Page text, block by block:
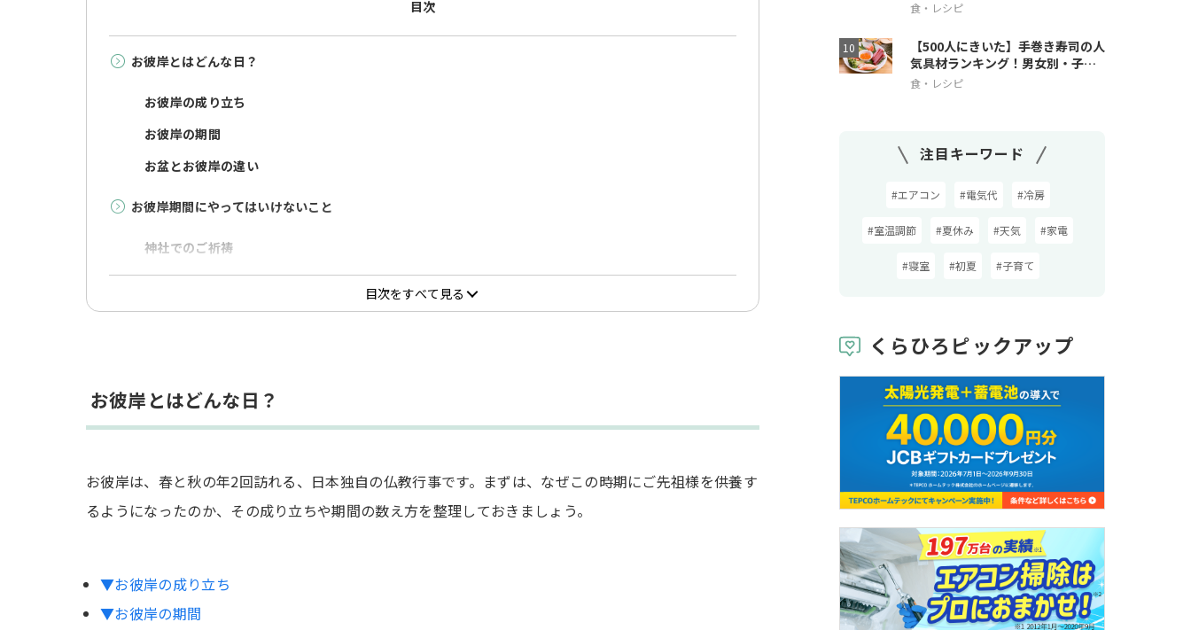
目次
お彼岸とはどんな日？
お彼岸の成り立ち
お彼岸の期間
お盆とお彼岸の違い
お彼岸期間にやってはいけないこと
神社でのご祈祷
引越し・新築祝い
納車
水辺で遊ぶ
お彼岸期間に推奨されること
お墓参り
仏壇・仏具の掃除
彼岸会（ひがんえ）への参加
目次をすべて見る
お彼岸とはどんな日？
お彼岸は、春と秋の年2回訪れる、日本独自の仏教行事です。まずは、なぜこの時期にご先祖様を供養す
るようになったのか、その成り立ちや期間の数え方を整理しておきましょう。
▼お彼岸の成り立ち
▼お彼岸の期間
違いも解説
食・レシピ
【500人にきいた】手巻き寿司の人
気具材ランキング！男女別・子ど
も人気も
食・レシピ
注目キーワード
#エアコン #電気代 #冷房
#室温調節 #夏休み #天気 #家電
#寝室 #初夏 #子育て
くらひろピックアップ